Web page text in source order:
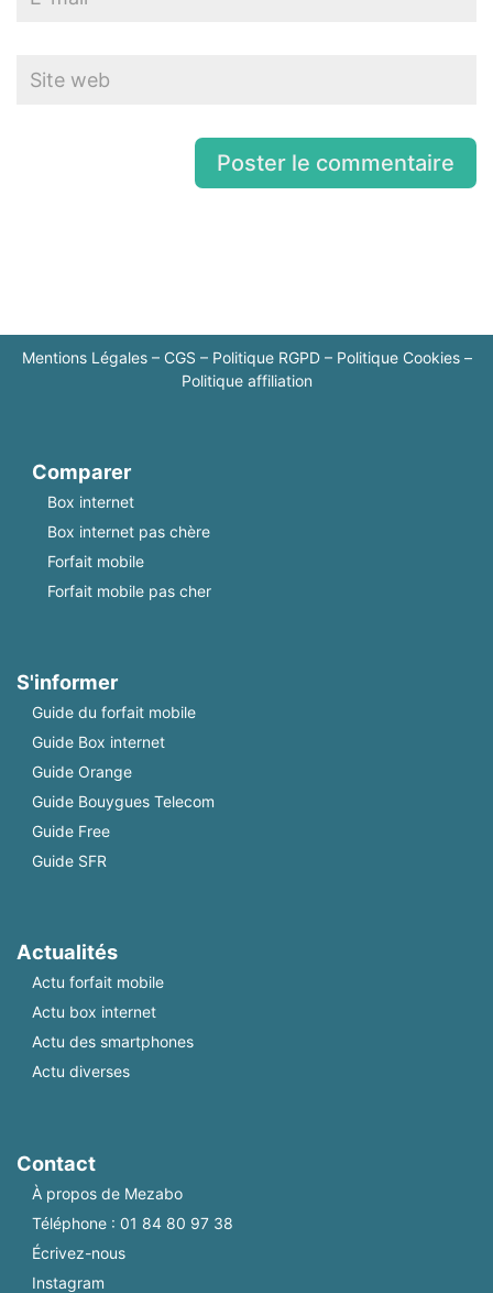
Mentions Légales– CGS – Politique RGPD– Politique Cookies–
Politique affiliation
Comparer
Box internet
Box internet pas chère
Forfait mobile
Forfait mobile pas cher
S'informer
Guide du forfait mobile
Guide Box internet
Guide Orange
Guide Bouygues Telecom
Guide Free
Guide SFR
Actualités
Actu forfait mobile
Actu box internet
Actu des smartphones
Actu diverses
Contact
À propos de Mezabo
Téléphone : 01 84 80 97 38
Écrivez-nous
Instagram